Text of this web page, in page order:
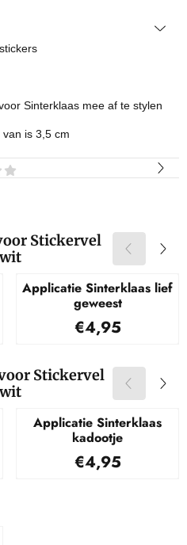
Sinterklaas mee af te stylen
is 3,5 cm
Stickervel
Applicatie Sinterklaas lief
geweest
Prijs: 4,95
€4,95
Stickervel
Applicatie Sinterklaas
kadootje
Prijs: 4,95
€4,95